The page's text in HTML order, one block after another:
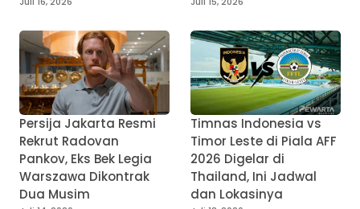
Persija Jakarta Resmi
Rekrut Radovan
Pankov, Eks Bek Legia
Warszawa Dikontrak
Dua Musim
Timnas Indonesia vs
Timor Leste di Piala AFF
2026 Digelar di
Thailand, Ini Jadwal
dan Lokasinya